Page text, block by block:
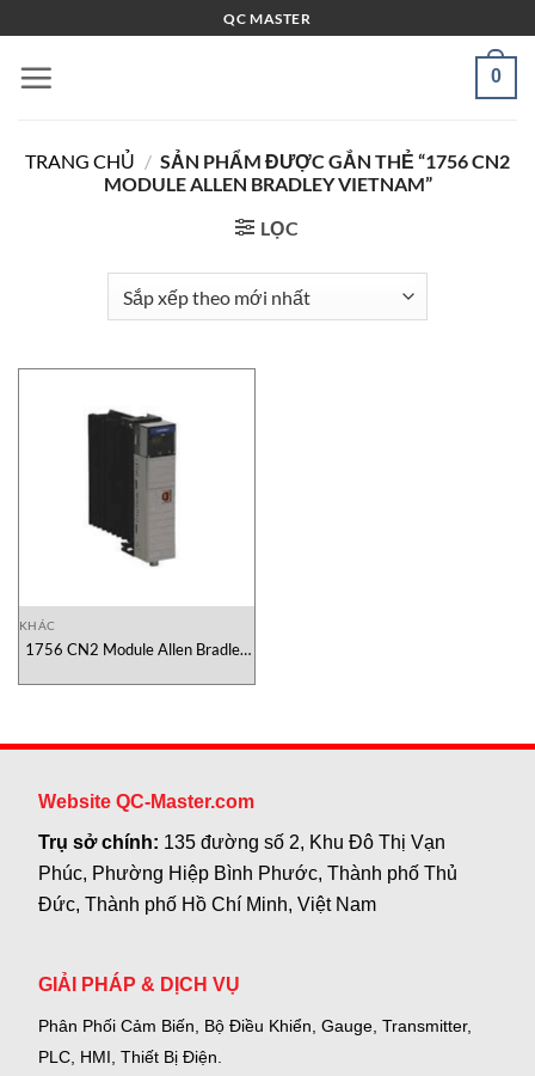
qua
nội
QC MASTER
0
TRANG CHỦ / SẢN PHẨM ĐƯỢC GẮN THẺ “1756 CN2
MODULE ALLEN BRADLEY VIETNAM”
LỌC
KHÁC
1756 CN2 Module Allen Bradley
Website QC-Master.com
Trụ sở chính: 135 đường số 2, Khu Đô Thị Vạn
Phúc, Phường Hiệp Bình Phước, Thành phố Thủ
Đức, Thành phố Hồ Chí Minh, Việt Nam
GIẢI PHÁP & DỊCH VỤ
Phân Phối Cảm Biến, Bộ Điều Khiển, Gauge, Transmitter,
PLC, HMI, Thiết Bị Điện.